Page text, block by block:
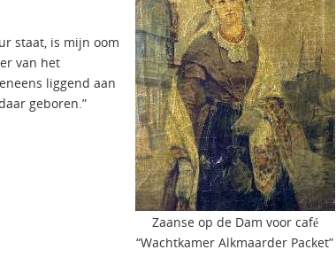
Zaanse op de Dam voor café
“Wachtkamer Alkmaarder Packet”
staat, is mijn oom
van het
liggend aan
geboren.”